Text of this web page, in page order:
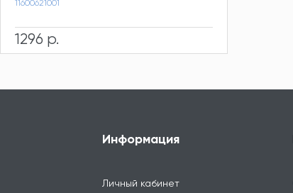
11600621001
1296 р.
Информация
Личный кабинет